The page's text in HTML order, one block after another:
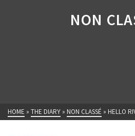
NON
HOME » THE DIARY » NON CLASSÉ » HELLO